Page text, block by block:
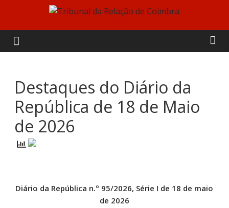
content
Tribunal
da
Relação
de
Coimbra
Destaques do Diário da
República de 18 de Maio
de 2026
Diário da República n.º 95/2026, Série I de 18 de maio
de 2026